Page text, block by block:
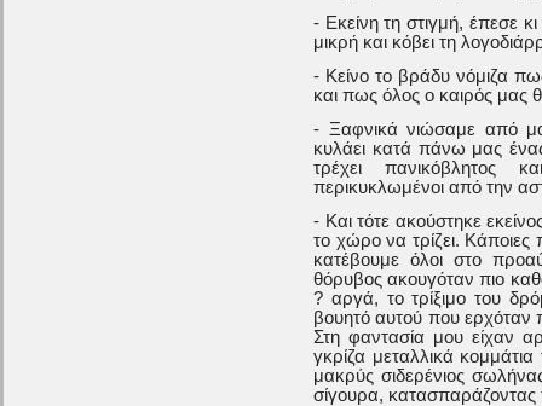
- Εκείνη τη στιγμή, έπεσε
μικρή και κόβει τη
- Κείνο το βράδυ νόμιζα
και πως όλος ο καιρός μας
- Ξαφνικά νιώσαμε από
κυλάει κατά πάνω μας
τρέχει πανικόβλητος
περικυκλωμένοι από την
- Και τότε ακούστηκε
το χώρο να τρίζει.
κατέβουμε όλοι στο
θόρυβος ακουγόταν πιο
? αργά, το τρίξιμο του
βουητό αυτού που ερχόταν
Στη φαντασία μου είχαν
γκρίζα μεταλλικά
μακρύς σιδερένιος
σίγουρα,